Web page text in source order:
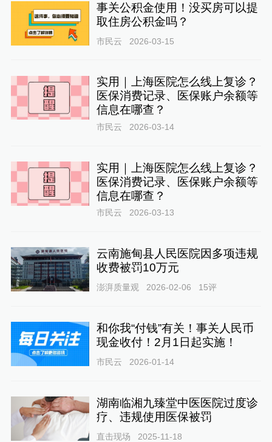
事关公积金使用！没买房可以提
取住房公积金吗？
市民云 2026-03-15
实用｜上海医院怎么线上复诊？
医保消费记录、医保账户余额等
信息在哪查？
市民云 2026-03-14
实用｜上海医院怎么线上复诊？
医保消费记录、医保账户余额等
信息在哪查？
市民云 2026-03-13
云南施甸县人民医院因多项违规
收费被罚10万元
澎湃质量观 2026-02-06 15评
和你我“付钱”有关！事关人民币
现金收付！2月1日起实施！
市民云 2026-01-14
湖南临湘九臻堂中医医院过度诊
疗、违规使用医保被罚
直击现场 2025-11-18